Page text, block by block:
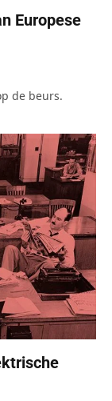
Europese
de beurs.